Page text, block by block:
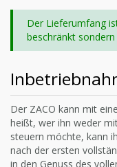
Der Lieferumfang
beschränkt
Der ZACO kann mit
heißt, wer ihn weder
steuern möchte, kann
nach der ersten
in den Genuss des